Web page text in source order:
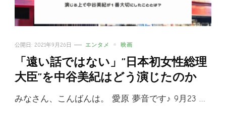
公開日: 2021年9月26日 エンタメ 映画
「遠い話ではない」”日本初女性総理
大臣”を中谷美紀はどう演じたのか
みなさん、こんばんは。 愛原 夢音です♪ 9月23 …